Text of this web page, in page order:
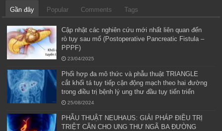
Gần đây Popular Comments Tags
Cập nhật các nghiên cứu mới nhất liên quan đến
rò tụy sau mổ (Postoperative Pancreatic Fistula –
PPPF)
23/04/2025
Phối hợp đa mô thức và phẫu thuật TRIANGLE
cắt khối tá tụy tiếp cận động mạch theo hai đường
trong điều trị bệnh lý ung thư đầu tụy tiến triển
25/08/2024
PHẪU THUẬT NEUHAUS: GIẢI PHÁP ĐIỀU TRỊ
TRIỆT CĂN CHO UNG THƯ NGÃ BA ĐƯỜNG